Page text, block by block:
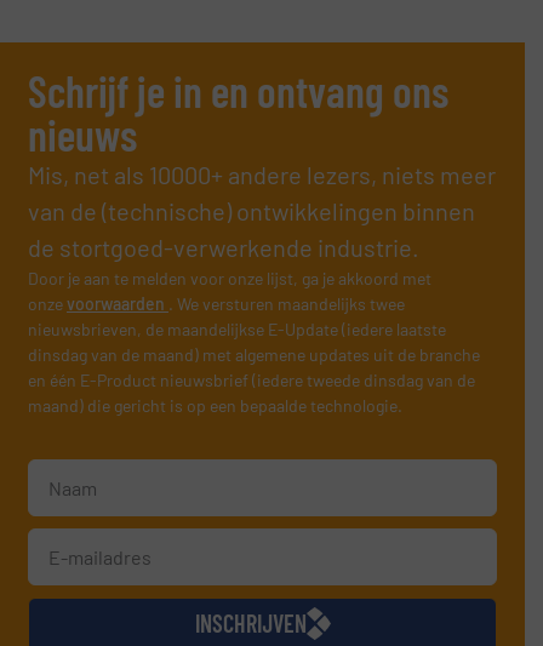
Schrijf je in en ontvang ons
nieuws
Mis, net als 10000+ andere lezers, niets meer
van de (technische) ontwikkelingen binnen
de stortgoed-verwerkende industrie.
Door je aan te melden voor onze lijst, ga je akkoord met
onzevoorwaarden . We versturen maandelijks twee
nieuwsbrieven, de maandelijkse E-Update (iedere laatste
dinsdag van de maand) met algemene updates uit de branche
en één E-Product nieuwsbrief (iedere tweede dinsdag van de
maand) die gericht is op een bepaalde technologie.
INSCHRIJVEN